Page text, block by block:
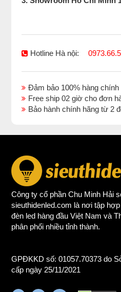
Hotline Hà nội:
Đảm bảo 100% hàng chính
Free ship 02 giờ cho đơn
Bảo hành chính hãng từ 2
Công ty cổ phần Chu Minh Hải
sieuthidenled.com là nơi tập
đèn led hàng đầu Việt Nam và
phân phối nhiều tỉnh thành.
GPĐKKD số: 01057.70373 do
cấp ngày 25/11/2021